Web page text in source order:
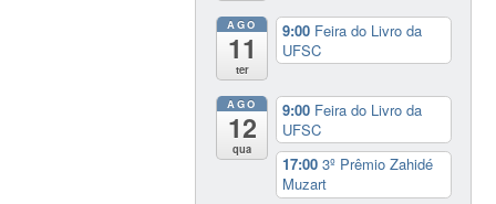
AGO
11
ter
9:00 Feira do Livro da
UFSC
AGO
12
qua
9:00 Feira do Livro da
UFSC
17:003º Prêmio Zahidé
Muzart